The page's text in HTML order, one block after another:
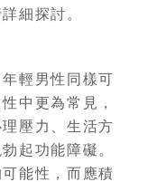
細探討。
輕男性同樣可
中更為常見，
壓力、生活方
起功能障礙。
能性，而應積